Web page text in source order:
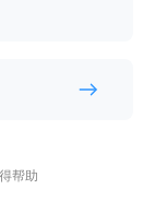
帮助